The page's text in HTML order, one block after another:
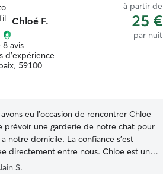
Chloé F.
à partir de
25 €
par nuit
8 avis
d'expérience
59100
eu l’occasion de rencontrer Chloe
prévoir une garderie de notre chat pour
notre domicile. La confiance s’est
directement entre nous. Chloe est une
gentille, correcte et responsable, ce
S.